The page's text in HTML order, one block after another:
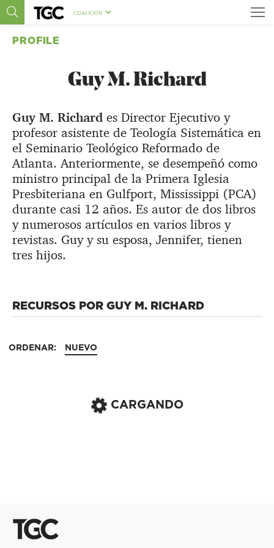
COALICIÓN
PROFILE
Guy M. Richard
Guy M. Richard es Director Ejecutivo y
profesor asistente de Teología Sistemática en
el Seminario Teológico Reformado de
Atlanta. Anteriormente, se desempeñó como
ministro principal de la Primera Iglesia
Presbiteriana en Gulfport, Mississippi (PCA)
durante casi 12 años. Es autor de dos libros
y numerosos artículos en varios libros y
revistas. Guy y su esposa, Jennifer, tienen
tres hijos.
RECURSOS POR GUY M. RICHARD
ORDENAR: NUEVO
CARGANDO